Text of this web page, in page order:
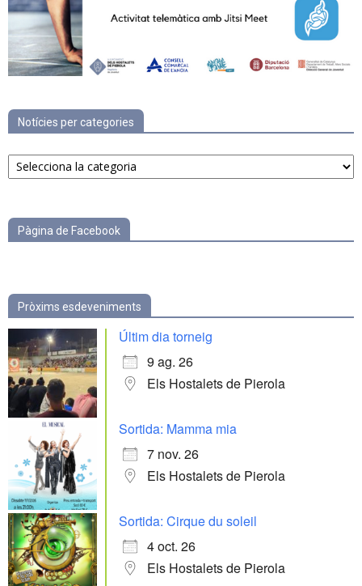
Notícies per categories
Notícies
per
Pàgina de Facebook
Pròxims esdeveniments
Últim dia torneig
9 ag. 26
Els Hostalets de Pierola
Sortida: Mamma mia
7 nov. 26
Els Hostalets de Pierola
Sortida: Cirque du soleil
4 oct. 26
Els Hostalets de Pierola